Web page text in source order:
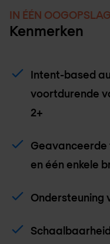
IN ÉÉN OOGOPSLAG
Kenmerken
Intent-based
voortdurende
2+
Geavanceerde
en één enkele
Ondersteuning
Schaalbaarheid